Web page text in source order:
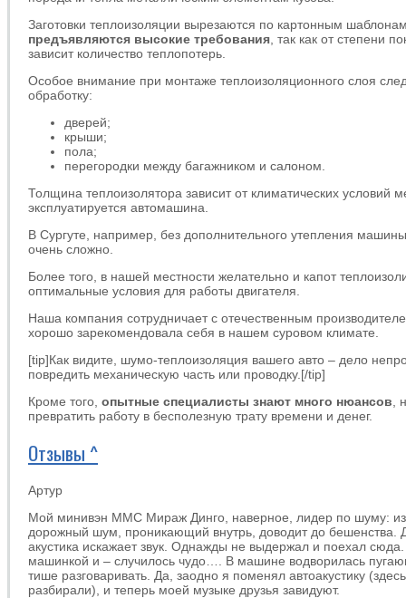
Заготовки теплоизоляции вырезаются по картонным
предъявляются высокие требования , так как от степени
зависит количество теплопотерь.
Особое внимание при монтаже теплоизоляционного слоя
обработку:
дверей;
крыши;
пола;
перегородки между багажником и салоном.
Толщина теплоизолятора зависит от климатических условий
эксплуатируется автомашина.
В Сургуте, например, без дополнительного утепления
очень сложно.
Более того, в нашей местности желательно и капот
оптимальные условия для работы двигателя.
Наша компания сотрудничает с отечественным
хорошо зарекомендовала себя в нашем суровом климате.
[tip]Как видите, шумо-теплоизоляция вашего авто – дело
повредить механическую часть или проводку.[/tip]
Кроме того, опытные специалисты знают много нюансов ,
превратить работу в бесполезную трату времени и денег.
Отзывы ^
Артур
Мой минивэн ММС Мираж Динго, наверное, лидер по шуму:
дорожный шум, проникающий внутрь, доводит до бешенства.
акустика искажает звук. Однажды не выдержал и поехал
машинкой и – случилось чудо…. В машине водворилась
тише разговаривать. Да, заодно я поменял автоакустику
разбирали), и теперь моей музыке друзья завидуют.